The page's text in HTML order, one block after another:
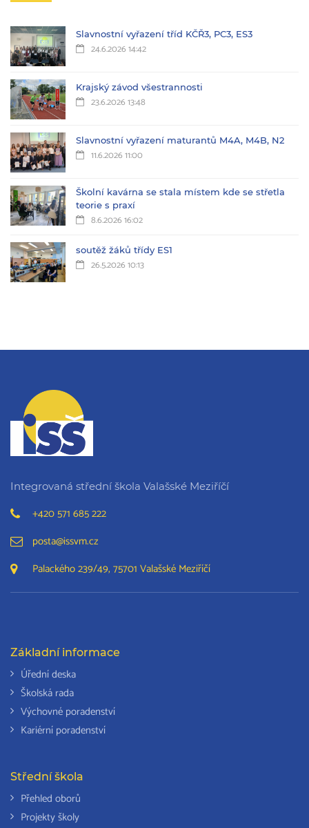
Slavnostní vyřazení tříd KČŘ3, PC3, ES3
24.6.2026 14:42
Krajský závod všestrannosti
23.6.2026 13:48
Slavnostní vyřazení maturantů M4A, M4B, N2
11.6.2026 11:00
Školní kavárna se stala místem kde se střetla
teorie s praxí
8.6.2026 16:02
soutěž žáků třídy ES1
26.5.2026 10:13
Integrovaná střední škola Valašské Meziříčí
+420 571 685 222
posta@issvm.cz
Palackého 239/49, 75701 Valašské Meziříčí
Základní informace
Úřední deska
Školská rada
Výchovné poradenství
Kariérní poradenství
Střední škola
Přehled oborů
Projekty školy